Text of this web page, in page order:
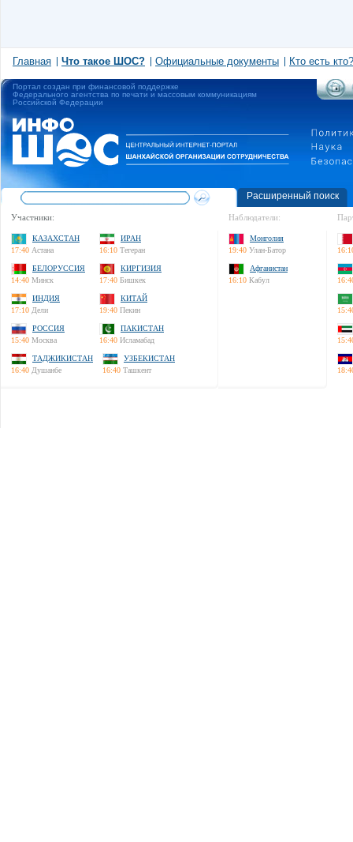
Главная Что такое ШОС? Официальные документы Кто есть кто?
Портал создан при финансовой поддержке
Федерального агентства по печати и массовым коммуникациям
Российской Федерации
Расширенный поиск
Участники:
КАЗАХСТАН
17:40 Астана
ИРАН
16:10 Тегеран
БЕЛОРУССИЯ
14:40 Минск
КИРГИЗИЯ
17:40 Бишкек
ИНДИЯ
17:10 Дели
КИТАЙ
19:40 Пекин
РОССИЯ
15:40 Москва
ПАКИСТАН
16:40 Исламабад
ТАДЖИКИСТАН
16:40 Душанбе
УЗБЕКИСТАН
16:40 Ташкент
Наблюдатели:
Монголия
19:40 Улан-Батор
Афганистан
16:10 Кабул